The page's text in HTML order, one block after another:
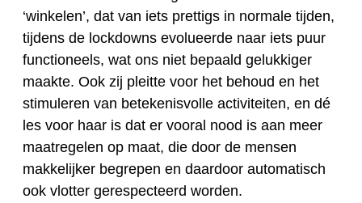
‘winkelen’, dat van iets prettigs in normale tijden,
tijdens de lockdowns evolueerde naar iets puur
functioneels, wat ons niet bepaald gelukkiger
maakte. Ook zij pleitte voor het behoud en het
stimuleren van betekenisvolle activiteiten, en dé
les voor haar is dat er vooral nood is aan meer
maatregelen op maat, die door de mensen
makkelijker begrepen en daardoor automatisch
ook vlotter gerespecteerd worden.